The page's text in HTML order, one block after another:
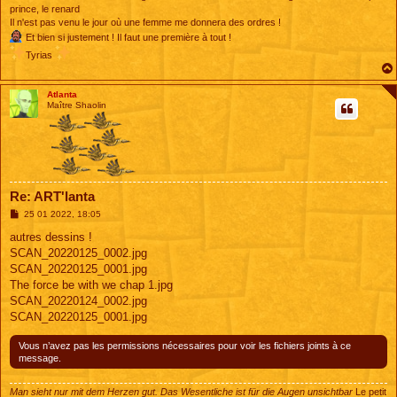
prince, le renard
Il n'est pas venu le jour où une femme me donnera des ordres !
Et bien si justement ! Il faut une première à tout !
Tyrias
Atlanta
Maître Shaolin
Re: ART'lanta
M
s
a
g
25 01 2022, 18:05
autres dessins !
SCAN_20220125_0002.jpg
SCAN_20220125_0001.jpg
The force be with we chap 1.jpg
SCAN_20220124_0002.jpg
SCAN_20220125_0001.jpg
Vous n’avez pas les permissions nécessaires pour voir les fichiers joints à ce
message.
Man sieht nur mit dem Herzen gut. Das Wesentliche ist für die Augen unsichtbar Le petit